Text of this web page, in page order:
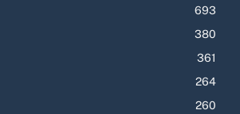
693
380
361
264
260